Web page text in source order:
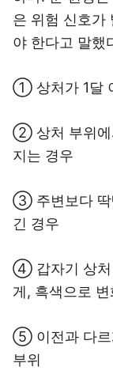
은 위험 신호가
야 한다고 말했
① 상처가 1달
② 상처 부위에
지는 경우
③ 주변보다 딱
긴 경우
④ 갑자기 상처
게, 흑색으로 변
⑤ 이전과 다르
부위